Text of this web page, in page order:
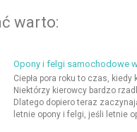
warto:
Opony i felgi samochodowe
Ciepła pora roku to czas,
Niektórzy kierowcy bardzo
Dlatego dopiero teraz
letnie opony i felgi, jeśli letnie